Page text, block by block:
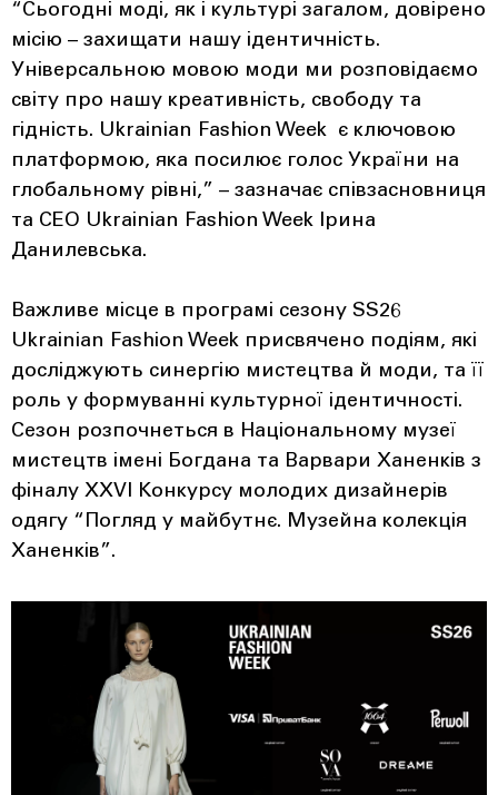
“Сьогодні моді, як і культурі загалом, довірено
місію – захищати нашу ідентичність.
Універсальною мовою моди ми розповідаємо
світу про нашу креативність, свободу та
гідність. Ukrainian Fashion Week є ключовою
платформою, яка посилює голос України на
глобальному рівні,” – зазначає співзасновниця
та CEO Ukrainian Fashion Week Ірина
Данилевська.
Важливе місце в програмі сезону SS26
Ukrainian Fashion Week присвячено подіям, які
досліджують синергію мистецтва й моди, та її
роль у формуванні культурної ідентичності.
Сезон розпочнеться в Національному музеї
мистецтв імені Богдана та Варвари Ханенків з
фіналу XXVI Конкурсу молодих дизайнерів
одягу “Погляд у майбутнє. Музейна колекція
Ханенків”.